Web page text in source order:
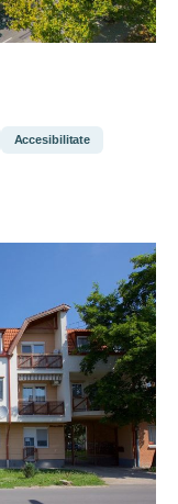
Accesibilitate